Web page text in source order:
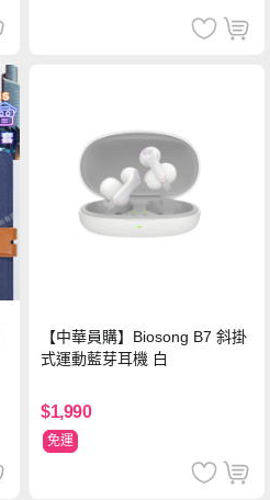
【中華員購】Biosong B7 斜掛
式運動藍芽耳機 白
$1,990
免運